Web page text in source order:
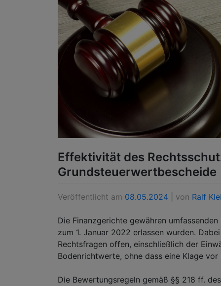
Effektivität des
Grundsteuerwertbescheide
Veröffentlicht am 08.05.2024 von Ralf
Die Finanzgerichte gewähren
zum 1. Januar 2022 erlassen wurden.
Rechtsfragen offen, einschließlich der
Bodenrichtwerte, ohne dass eine Klage
Die Bewertungsregeln gemäß §§ 218 ff.